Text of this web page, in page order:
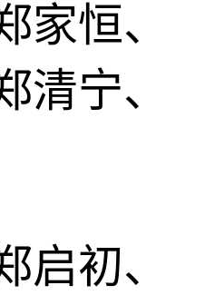
家恒、
清宁、
启初、